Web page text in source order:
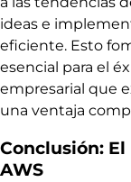
ideas e
eficiente. Esto
esencial para el
empresarial que
una ventaja
Conclusión:
AWS